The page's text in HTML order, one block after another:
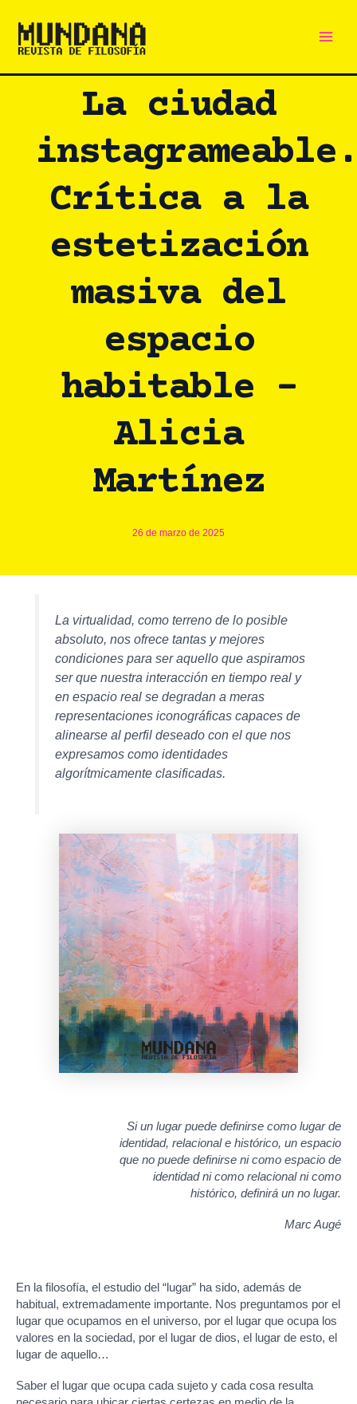
al
La ciudad
instagrameable.
Crítica a la
estetización
masiva del
espacio
habitable –
Alicia
Martínez
26 de marzo de 2025
La virtualidad, como terreno de lo posible
absoluto, nos ofrece tantas y mejores
condiciones para ser aquello que aspiramos
ser que nuestra interacción en tiempo real y
en espacio real se degradan a meras
representaciones iconográficas capaces de
alinearse al perfil deseado con el que nos
expresamos como identidades
algorítmicamente clasificadas.
Si un lugar puede definirse como lugar de
identidad, relacional e histórico, un espacio
que no puede definirse ni como espacio de
identidad ni como relacional ni como
histórico, definirá un no lugar.
Marc Augé
En la filosofía, el estudio del “lugar” ha sido, además de
habitual, extremadamente importante. Nos preguntamos por el
lugar que ocupamos en el universo, por el lugar que ocupa los
valores en la sociedad, por el lugar de dios, el lugar de esto, el
lugar de aquello…
Saber el lugar que ocupa cada sujeto y cada cosa resulta